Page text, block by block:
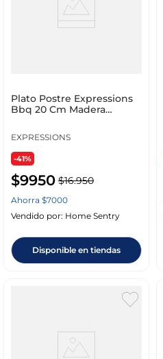
Plato Postre Expressions
Bbq 20 Cm Madera
EXPRESSIONS
-41%
$9950 $16.950
Ahorra $7000
Vendido por: Home Sentry
Disponible en tiendas